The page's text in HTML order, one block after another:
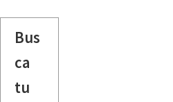
Bus
ca
tu